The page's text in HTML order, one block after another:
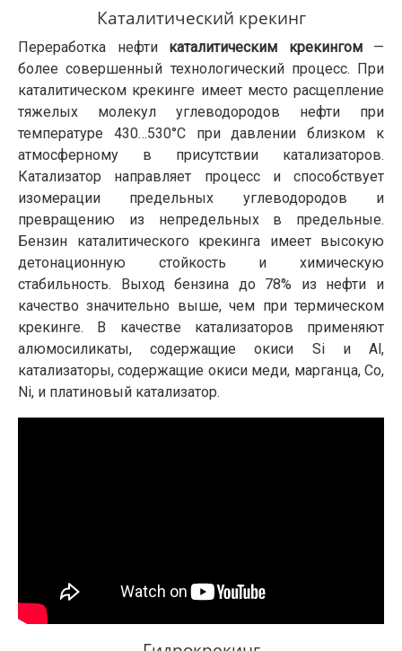
Каталитический крекинг
Переработка нефти каталитическим крекингом—
более совершенный технологический процесс. При
каталитическом крекинге имеет место расщепление
тяжелых молекул углеводородов нефти при
температуре 430…530°С при давлении близком к
атмосферному в присутствии катализаторов.
Катализатор направляет процесс и способствует
изомерации предельных углеводородов и
превращению из непредельных в предельные.
Бензин каталитического крекинга имеет высокую
детонационную стойкость и химическую
стабильность. Выход бензина до 78% из нефти и
качество значительно выше, чем при термическом
крекинге. В качестве катализаторов применяют
алюмосиликаты, содержащие окиси Si и Al,
катализаторы, содержащие окиси меди, марганца, Со,
Ni, и платиновый катализатор.